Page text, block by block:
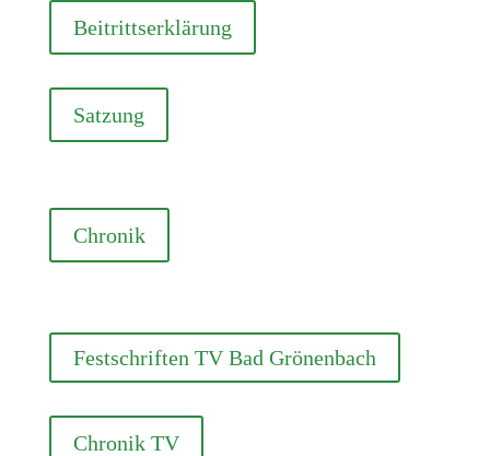
Beitrittserklärung
Satzung
Chronik
Festschriften TV Bad Grönenbach
Chronik TV